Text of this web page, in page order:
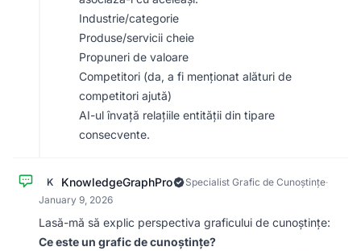
Industrie/categorie
Produse/servicii cheie
Propuneri de valoare
Competitori (da, a fi menționat alături de
competitori ajută)
AI-ul învață relațiile entității din tipare
consecvente.
K KnowledgeGraphPro Specialist Grafic de Cunoștințe·
January 9, 2026
Lasă-mă să explic perspectiva graficului de cunoștințe:
Ce este un grafic de cunoștințe?